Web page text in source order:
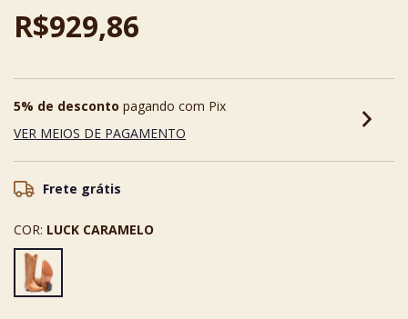
R$929,86
5% de desconto pagando com Pix
VER MEIOS DE PAGAMENTO
Frete grátis
COR: LUCK CARAMELO